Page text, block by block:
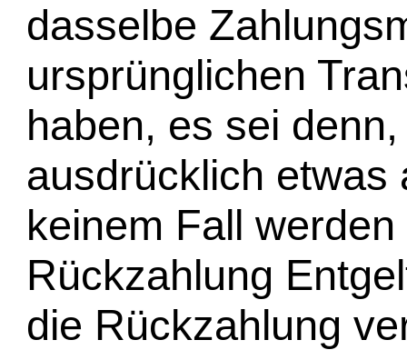
dasselbe
ursprünglichen
haben, es sei
ausdrücklich etwas
keinem Fall
Rückzahlung
die Rückzahlung